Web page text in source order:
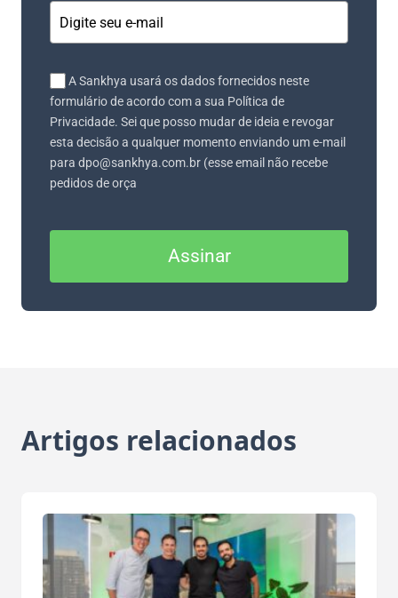
A Sankhya usará os dados fornecidos neste
formulário de acordo com a sua Política de
Privacidade. Sei que posso mudar de ideia e revogar
esta decisão a qualquer momento enviando um e-mail
para dpo@sankhya.com.br (esse email não recebe
pedidos de orça
Assinar
Artigos relacionados